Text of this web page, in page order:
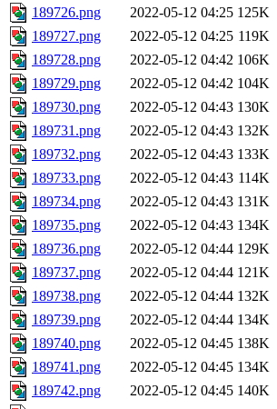
189726.png
2022-05-12 04:25 125K
189727.png
2022-05-12 04:25 119K
189728.png
2022-05-12 04:42 106K
189729.png
2022-05-12 04:42 104K
189730.png
2022-05-12 04:43 130K
189731.png
2022-05-12 04:43 132K
189732.png
2022-05-12 04:43 133K
189733.png
2022-05-12 04:43 114K
189734.png
2022-05-12 04:43 131K
189735.png
2022-05-12 04:43 134K
189736.png
2022-05-12 04:44 129K
189737.png
2022-05-12 04:44 121K
189738.png
2022-05-12 04:44 132K
189739.png
2022-05-12 04:44 134K
189740.png
2022-05-12 04:45 138K
189741.png
2022-05-12 04:45 134K
189742.png
2022-05-12 04:45 140K